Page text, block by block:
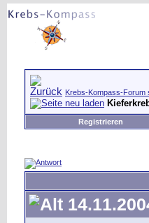
Krebs-Kompass-Forum
Registrieren